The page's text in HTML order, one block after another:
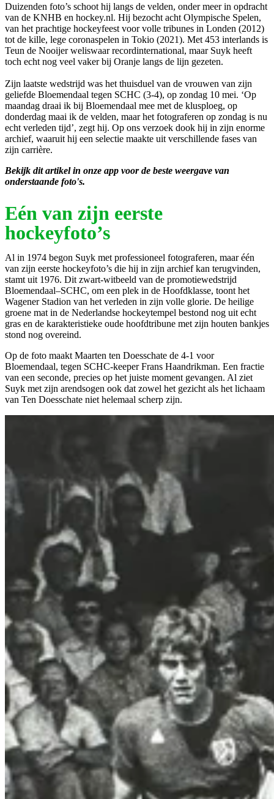
Duizenden foto’s schoot hij langs de velden, onder meer in opdracht
van de KNHB en hockey.nl. Hij bezocht acht Olympische Spelen,
van het prachtige hockeyfeest voor volle tribunes in Londen (2012)
tot de kille, lege coronaspelen in Tokio (2021). Met 453 interlands is
Teun de Nooijer weliswaar recordinternational, maar Suyk heeft
toch echt nog veel vaker bij Oranje langs de lijn gezeten.
Zijn laatste wedstrijd was het thuisduel van de vrouwen van zijn
geliefde Bloemendaal tegen SCHC (3-4), op zondag 10 mei. ‘Op
maandag draai ik bij Bloemendaal mee met de klusploeg, op
donderdag maai ik de velden, maar het fotograferen op zondag is nu
echt verleden tijd’, zegt hij. Op ons verzoek dook hij in zijn enorme
archief, waaruit hij een selectie maakte uit verschillende fases van
zijn carrière.
Bekijk dit artikel in onze app voor de beste weergave van
onderstaande foto's.
Eén van zijn eerste
hockeyfoto’s
Al in 1974 begon Suyk met professioneel fotograferen, maar één
van zijn eerste hockeyfoto’s die hij in zijn archief kan terugvinden,
stamt uit 1976. Dit zwart-witbeeld van de promotiewedstrijd
Bloemendaal–SCHC, om een plek in de Hoofdklasse, toont het
Wagener Stadion van het verleden in zijn volle glorie. De heilige
groene mat in de Nederlandse hockeytempel bestond nog uit echt
gras en de karakteristieke oude hoofdtribune met zijn houten bankjes
stond nog overeind.
Op de foto maakt Maarten ten Doesschate de 4-1 voor
Bloemendaal, tegen SCHC-keeper Frans Haandrikman. Een fractie
van een seconde, precies op het juiste moment gevangen. Al ziet
Suyk met zijn arendsogen ook dat zowel het gezicht als het lichaam
van Ten Doesschate niet helemaal scherp zijn.